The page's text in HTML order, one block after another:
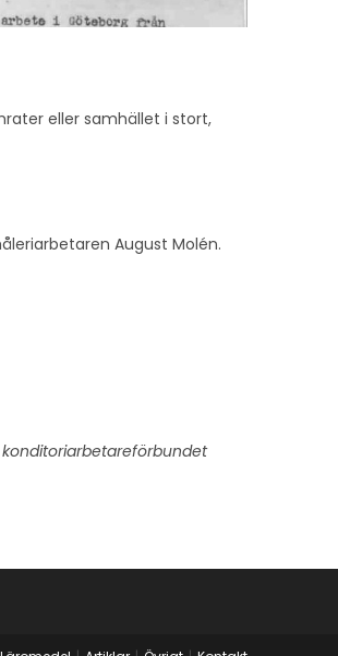
eller samhället i stort,
August Molén.